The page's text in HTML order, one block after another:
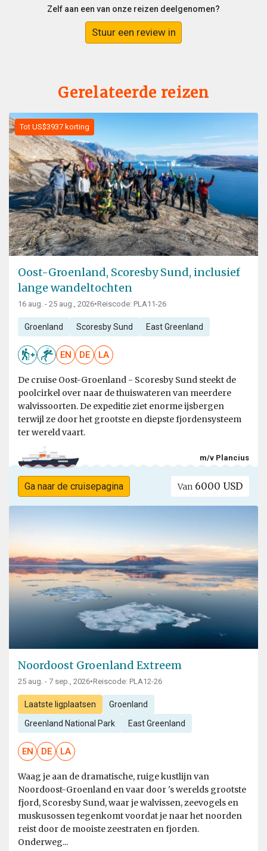
Zelf aan een van onze reizen deelgenomen?
Stuur een review in
Gerelateerde reizen
Tot US$3937 korting
Oost-Groenland, Scoresby Sund, inclusief
lange wandeltochten
16 aug. - 25 aug., 2026•Reiscode: PLA11-26
Groenland Scoresby Sund East Greenland
EN DE LA
De cruise Oost-Groenland - Scoresby Sund steekt de
poolcirkel over naar de thuiswateren van meerdere
walvissoorten. De expeditie ziet enorme ijsbergen
terwijl ze door het grootste en diepste fjordensysteem
ter wereld vaart.
m/v Plancius
Ga naar de cruisepagina Van 6000 USD
Noordoost Groenland Extreem
25 aug. - 7 sep., 2026•Reiscode: PLA12-26
Laatste ligplaatsen Groenland
Greenland National Park East Greenland
EN DE LA
Waag je aan de dramatische, ruige kustlijn van
Noordoost-Groenland en vaar door 's werelds grootste
fjord, Scoresby Sund, waar je walvissen, zeevogels en
muskusossen tegenkomt voordat je naar het noorden
reist door de mooiste zeestraten en fjorden.
Onderweg...